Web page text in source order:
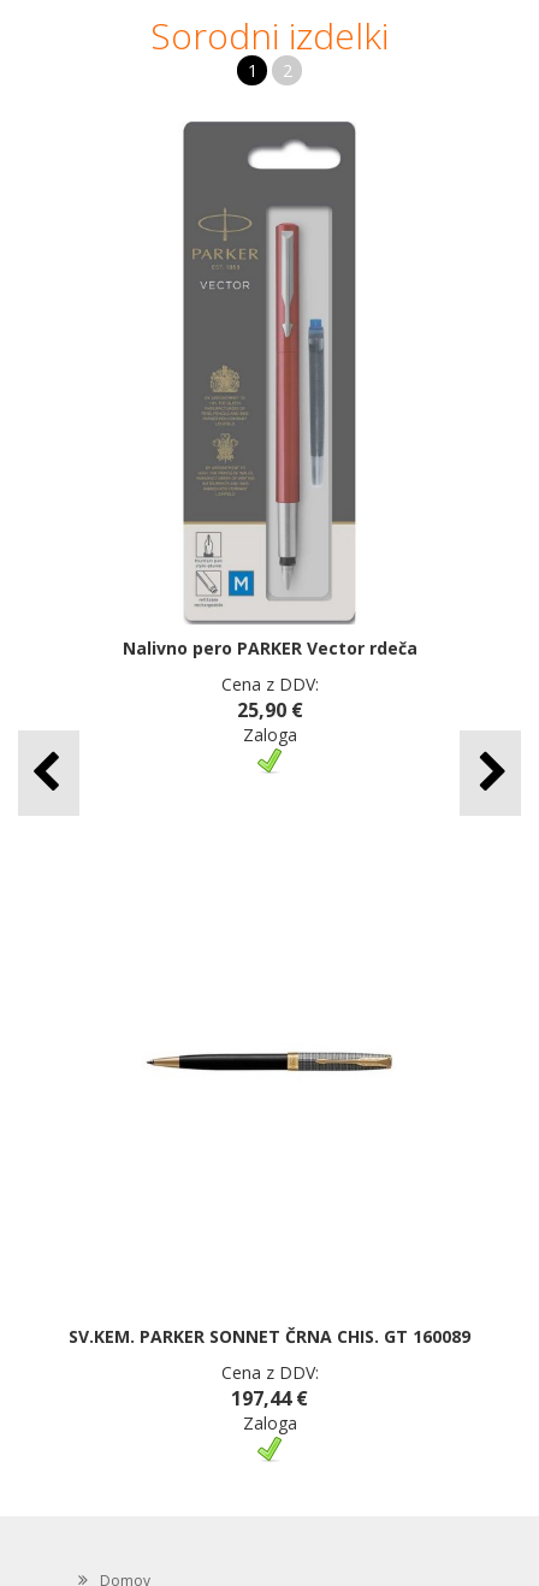
Sorodni izdelki
1 2
Nalivno pero PARKER Vector rdeča
Cena z DDV:
25,90 €
Zaloga
SV.KEM. PARKER SONNET ČRNA CHIS. GT 160089
Cena z DDV:
197,44 €
Zaloga
Domov